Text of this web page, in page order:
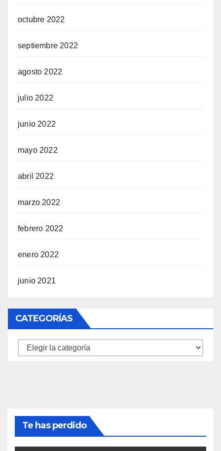
octubre 2022
septiembre 2022
agosto 2022
julio 2022
junio 2022
mayo 2022
abril 2022
marzo 2022
febrero 2022
enero 2022
junio 2021
CATEGORÍAS
Categorías
Te has perdido